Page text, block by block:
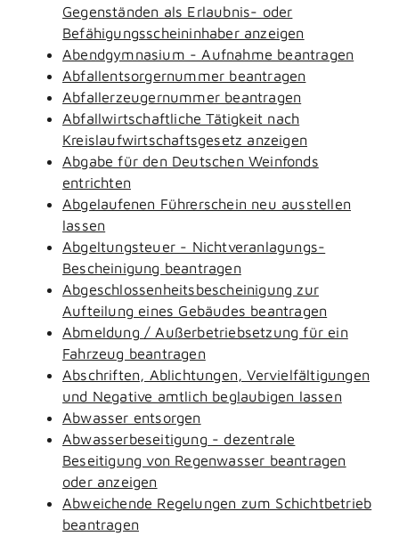
Gegenständen als Erlaubnis- oder
Befähigungsscheininhaber anzeigen
Abendgymnasium - Aufnahme beantragen
Abfallentsorgernummer beantragen
Abfallerzeugernummer beantragen
Abfallwirtschaftliche Tätigkeit nach
Kreislaufwirtschaftsgesetz anzeigen
Abgabe für den Deutschen Weinfonds
entrichten
Abgelaufenen Führerschein neu ausstellen
lassen
Abgeltungsteuer - Nichtveranlagungs-
Bescheinigung beantragen
Abgeschlossenheitsbescheinigung zur
Aufteilung eines Gebäudes beantragen
Abmeldung / Außerbetriebsetzung für ein
Fahrzeug beantragen
Abschriften, Ablichtungen, Vervielfältigungen
und Negative amtlich beglaubigen lassen
Abwasser entsorgen
Abwasserbeseitigung - dezentrale
Beseitigung von Regenwasser beantragen
oder anzeigen
Abweichende Regelungen zum Schichtbetrieb
beantragen